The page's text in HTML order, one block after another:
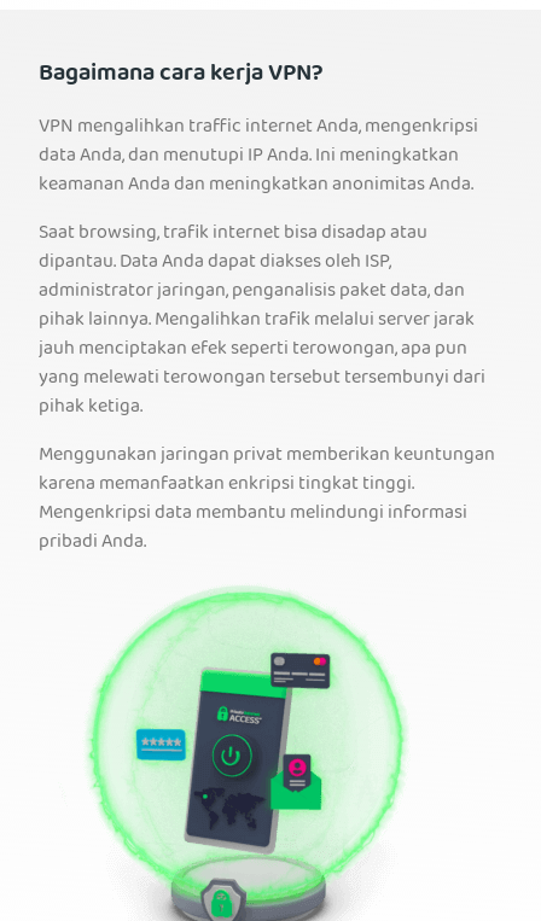
Bagaimana cara kerja VPN?
VPN mengalihkan traffic internet Anda, mengenkripsi
data Anda, dan menutupi IP Anda. Ini meningkatkan
keamanan Anda dan meningkatkan anonimitas Anda.
Saat browsing, trafik internet bisa disadap atau
dipantau. Data Anda dapat diakses oleh ISP,
administrator jaringan, penganalisis paket data, dan
pihak lainnya. Mengalihkan trafik melalui server jarak
jauh menciptakan efek seperti terowongan, apa pun
yang melewati terowongan tersebut tersembunyi dari
pihak ketiga.
Menggunakan jaringan privat memberikan keuntungan
karena memanfaatkan enkripsi tingkat tinggi.
Mengenkripsi data membantu melindungi informasi
pribadi Anda.